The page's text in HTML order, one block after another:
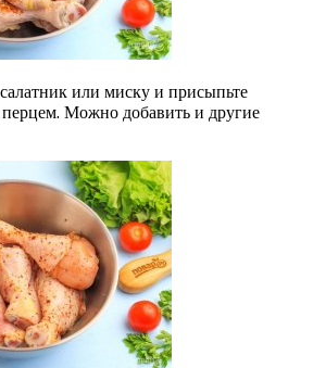
или миску и присыпьте
Можно добавить и другие